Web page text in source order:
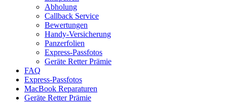
Abholung
Callback Service
Bewertungen
Handy-Versicherung
Panzerfolien
Express-Passfotos
Geräte Retter Prämie
FAQ
Express-Passfotos
MacBook Reparaturen
Geräte Retter Prämie